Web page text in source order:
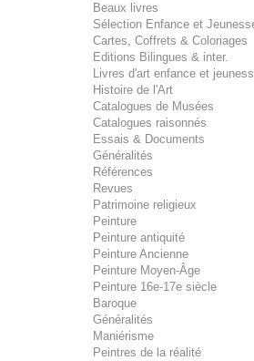
Beaux livres
Sélection Enfance et
Cartes, Coffrets & Coloriages
Editions Bilingues & inter.
Livres d'art enfance et
Histoire de l'Art
Catalogues de Musées
Catalogues raisonnés
Essais & Documents
Généralités
Références
Revues
Patrimoine religieux
Peinture
Peinture antiquité
Peinture Ancienne
Peinture Moyen-Âge
Peinture 16e-17e siècle
Baroque
Généralités
Maniérisme
Peintres de la réalité